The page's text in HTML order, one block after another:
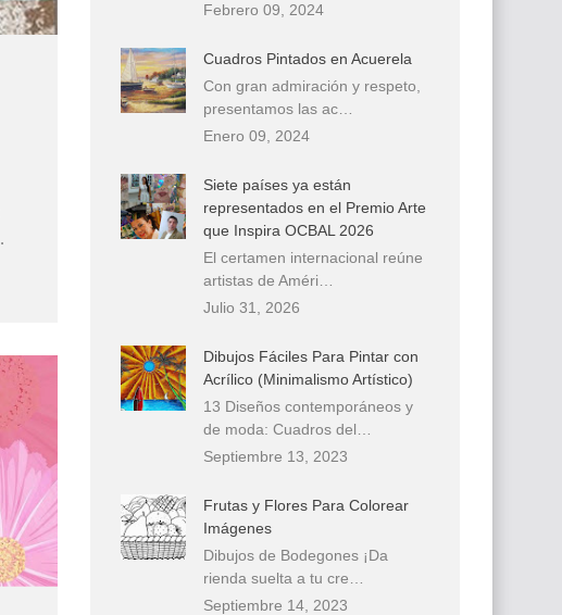
Febrero 09, 2024
Cuadros Pintados en Acuerela
Con gran admiración y respeto,
presentamos las ac…
Enero 09, 2024
Siete países ya están
representados en el Premio Arte
que Inspira OCBAL 2026
El certamen internacional reúne
artistas de Améri…
Julio 31, 2026
Dibujos Fáciles Para Pintar con
Acrílico (Minimalismo Artístico)
13 Diseños contemporáneos y
de moda: Cuadros del…
Septiembre 13, 2023
Frutas y Flores Para Colorear
Imágenes
Dibujos de Bodegones ¡Da
rienda suelta a tu cre…
Septiembre 14, 2023